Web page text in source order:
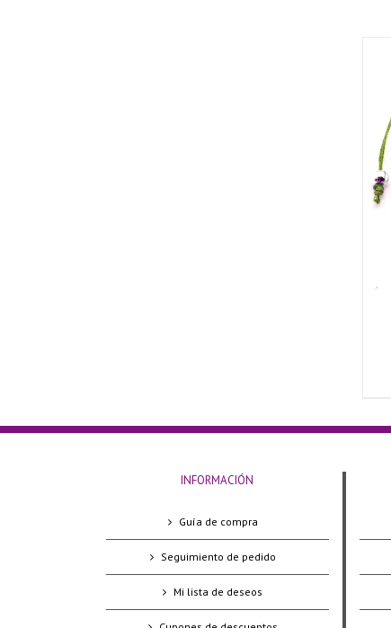
INFORMACIÓN
Guía de compra
Seguimiento de pedido
Mi lista de deseos